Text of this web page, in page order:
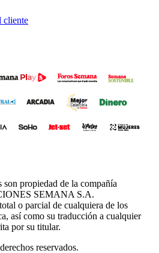
cliente
son propiedad de la compañía
SEMANA S.A.
o parcial de cualquiera de los
así como su traducción a cualquier
por su titular.
reservados.